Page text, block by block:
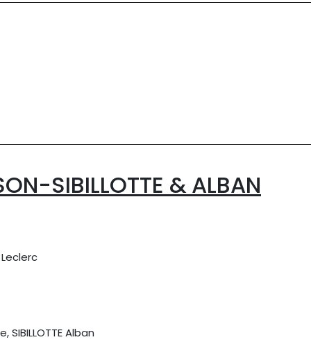
SIBILLOTTE & ALBAN
SIBILLOTTE Alban